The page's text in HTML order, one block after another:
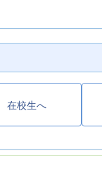
在校生へ